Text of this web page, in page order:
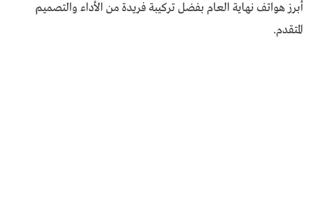
أبرز هواتف نهاية العام بفضل تركيبة فريدة من الأداء والتصميم
المتقدم.